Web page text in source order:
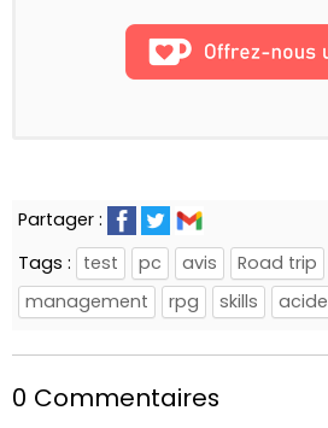
Partager :
Tags : test pc avis Road trip
management
rpg skills acide
0 Commentaires